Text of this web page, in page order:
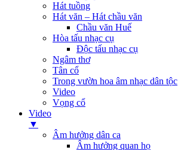
Hát tuồng
Hát văn – Hát chầu văn
Chầu văn Huế
Hòa tấu nhạc cụ
Độc tấu nhạc cụ
Ngâm thơ
Tân cổ
Trong vườn hoa âm nhạc dân tộc
Video
Vọng cổ
Video
▼
Âm hưởng dân ca
Âm hưởng quan họ